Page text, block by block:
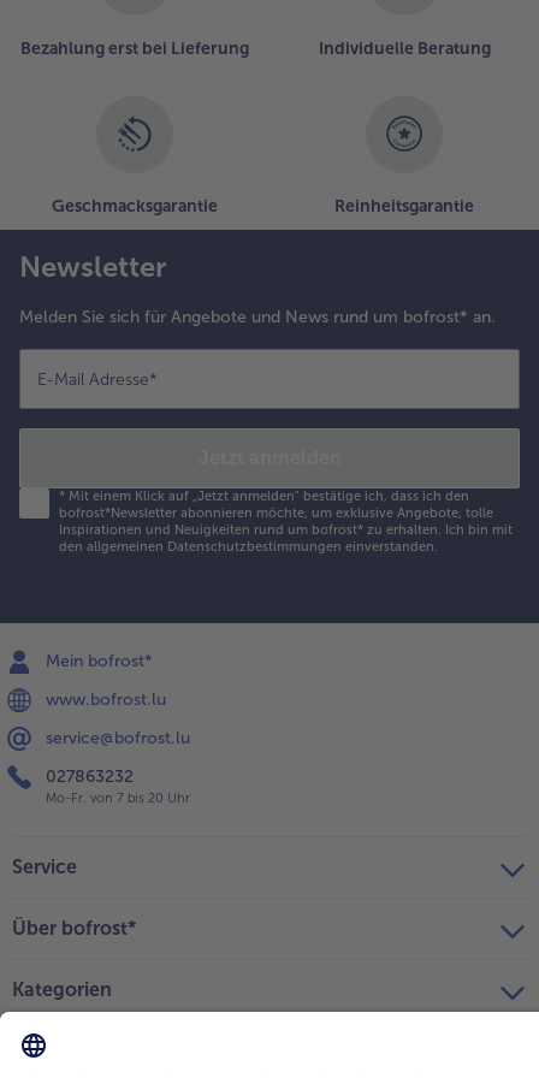
Bezahlung erst bei Lieferung Individuelle Beratung
Geschmacksgarantie Reinheitsgarantie
Newsletter
Melden Sie sich für Angebote und News rund um bofrost* an.
E-Mail Adresse*
* Mit einem Klick auf „Jetzt anmelden" bestätige ich, dass ich den
bofrost*Newsletter abonnieren möchte, um exklusive Angebote, tolle
Inspirationen und Neuigkeiten rund um bofrost* zu erhalten. Ich bin mit
den allgemeinen Datenschutzbestimmungen einverstanden.
Mein bofrost*
www.bofrost.lu
service@bofrost.lu
027863232
Mo-Fr. von 7 bis 20 Uhr
Service
Über bofrost*
Kategorien